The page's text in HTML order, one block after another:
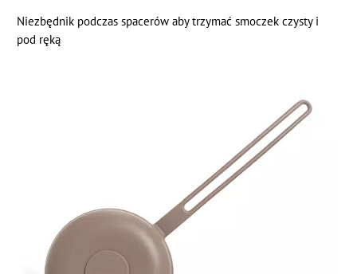
Niezbędnik podczas spacerów aby trzymać smoczek czysty i
pod ręką